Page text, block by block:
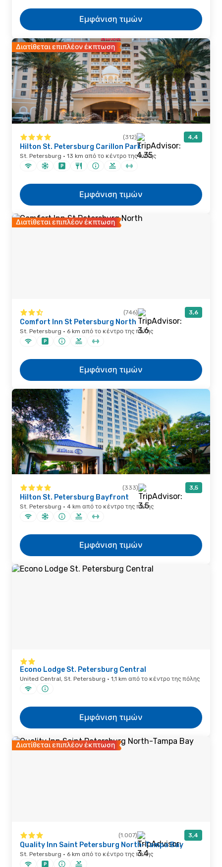
Εμφάνιση τιμών
Διατίθεται επιπλέον έκπτωση
(312) 4,4
Hilton St. Petersburg Carillon Park
St. Petersburg · 13 km από το κέντρο της πόλης
Εμφάνιση τιμών
Διατίθεται επιπλέον έκπτωση
(746) 3,6
Comfort Inn St Petersburg North
St. Petersburg · 6 km από το κέντρο της πόλης
Εμφάνιση τιμών
(333) 3,5
Hilton St. Petersburg Bayfront
St. Petersburg · 4 km από το κέντρο της πόλης
Εμφάνιση τιμών
Econo Lodge St. Petersburg Central
United Central, St. Petersburg · 1,1 km από το κέντρο της πόλης
Εμφάνιση τιμών
Διατίθεται επιπλέον έκπτωση
(1.007) 3,4
Quality Inn Saint Petersburg North-Tampa Bay
St. Petersburg · 6 km από το κέντρο της πόλης